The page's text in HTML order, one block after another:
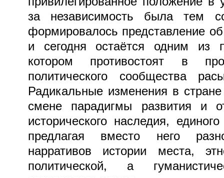
за независимость была тем
формировалось представление
и сегодня остаётся одним из
котором противостоят в
политического сообщества
Радикальные изменения в
смене парадигмы развития и
исторического наследия,
предлагая вместо него
нарративов истории места,
политической, а